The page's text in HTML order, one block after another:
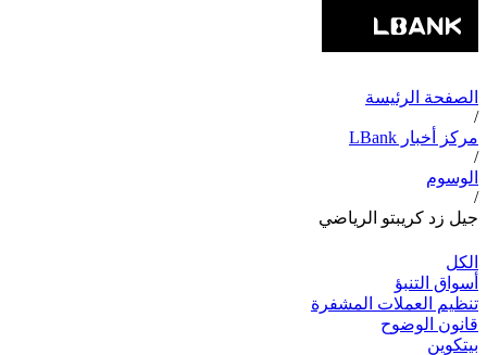
الصفحة الرئيسة
/
مركز أخبار LBank
/
الوسوم
/
جيل زد كريبتو الرياضي
الكل
أسواق التنبؤ
تنظيم العملات المشفرة
قانون الوضوح
بيتكوين